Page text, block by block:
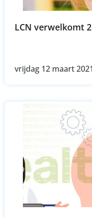
LCN verwelkomt
vrijdag 12 maart 2021